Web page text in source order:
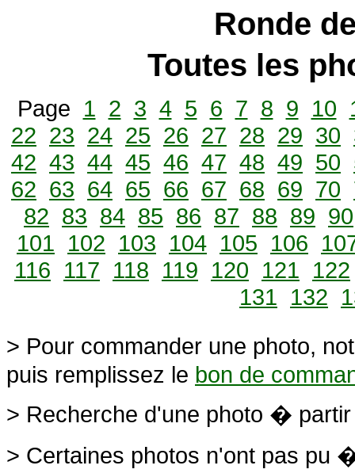
Ronde
Toutes les
Page 1 2 3 4 5 6 7 8 9 10
22 23 24 25 26 27 28 29 30
42 43 44 45 46 47 48 49 50
62 63 64 65 66 67 68 69 70
82 83 84 85 86 87 88 89 90
101 102 103 104 105 106
116 117 118 119 120 121 122
131 132
> Pour commander une photo,
puis remplissez le bon de
> Recherche d'une photo �
> Certaines photos n'ont pas